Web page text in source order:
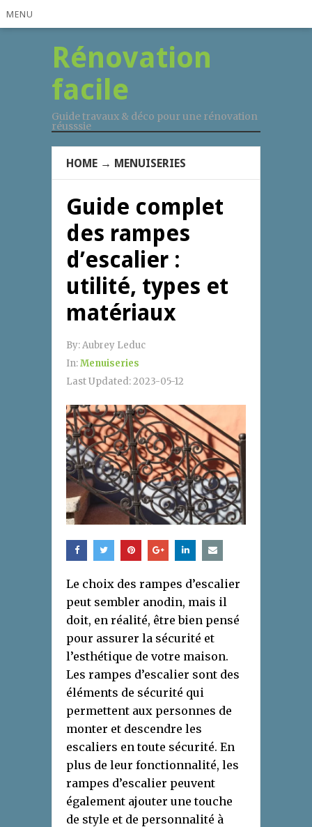
MENU
Rénovation
facile
Guide travaux & déco pour une rénovation
réusssie
HOME → MENUISERIES
Guide complet
des rampes
d’escalier :
utilité, types et
matériaux
By:Aubrey Leduc
In:Menuiseries
Last Updated:2023-05-12
Le choix des rampes d’escalier
peut sembler anodin, mais il
doit, en réalité, être bien pensé
pour assurer la sécurité et
l’esthétique de votre maison.
Les rampes d’escalier sont des
éléments de sécurité qui
permettent aux personnes de
monter et descendre les
escaliers en toute sécurité. En
plus de leur fonctionnalité, les
rampes d’escalier peuvent
également ajouter une touche
de style et de personnalité à